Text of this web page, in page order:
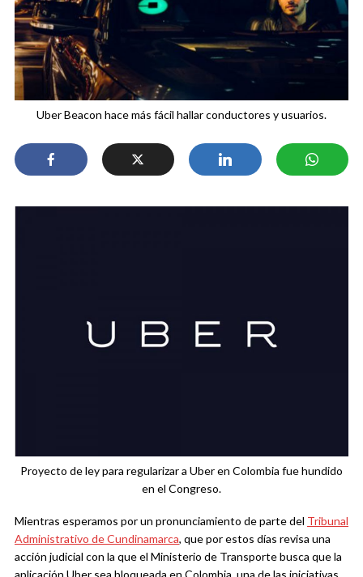
Uber Beacon hace más fácil hallar conductores y usuarios.
Proyecto de ley para regularizar a Uber en Colombia fue hundido
en el Congreso.
Mientras esperamos por un pronunciamiento de parte del Tribunal
Administrativo de Cundinamarca, que por estos días revisa una
acción judicial con la que el Ministerio de Transporte busca que la